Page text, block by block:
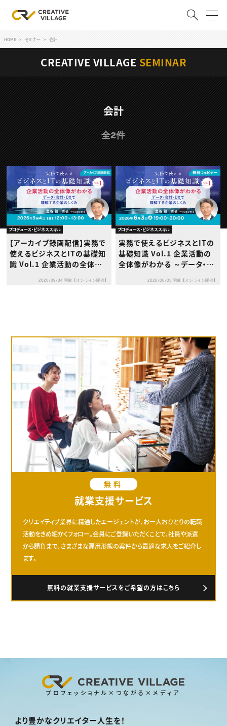
ログイン 会員登録
RECRUIT
クリエイター求人を探す
CREATIVE JOB求人検索
特集求人
採用説明会
転職支援サービス
CONTENTS
スキルアップしたい！
スキルアップしたい！ トップ
デザイン
プログラミング
動画配信・映像制作
編集・ライティング
マーケティング
ディレクション
業界解説・キャリア事情
お役立ち基礎知識
TOP Creator’s コラム
TOP Creator’s コラム トップ
Webクリエイター
アプリクリエイター
ゲームクリエイター
映像クリエイター
マーケッター
クリエイターインタビュー
セミナー
ニュース・トレンド
ニュース・トレンド トップ
プロフェッショナル×つながる×メディア
HOME セミナー 会計
CREATIVE VILLAGE SEMINAR
会計
全2件
プロデュース・ビジネススキル
【アーカイブ録画配信】実務で
使えるビジネスとITの基礎知
識 Vol.1 企業活動の全体像
で理解する企業のしくみ～
2026/09/04 開催【オンライン開催】
プロデュース・ビジネススキル
実務で使えるビジネスとITの
基礎知識 Vol.1 企業活動の
全体像がわかる ～データ・会
2026/06/03 開催【オンライン開催】
無料
就業支援サービス
クリエイティブ業界に精通したエージェントが、お一人おひとりの転職
活動をきめ細かくフォロー。会員にご登録いただくことで、社員や派遣
から請負まで、さまざまな雇用形態の案件から最適な求人をご紹介し
ます。
無料の就業支援サービスをご希望の方はこちら
プロフェッショナル×つながる×メディア
より豊かなクリエイター人生を！